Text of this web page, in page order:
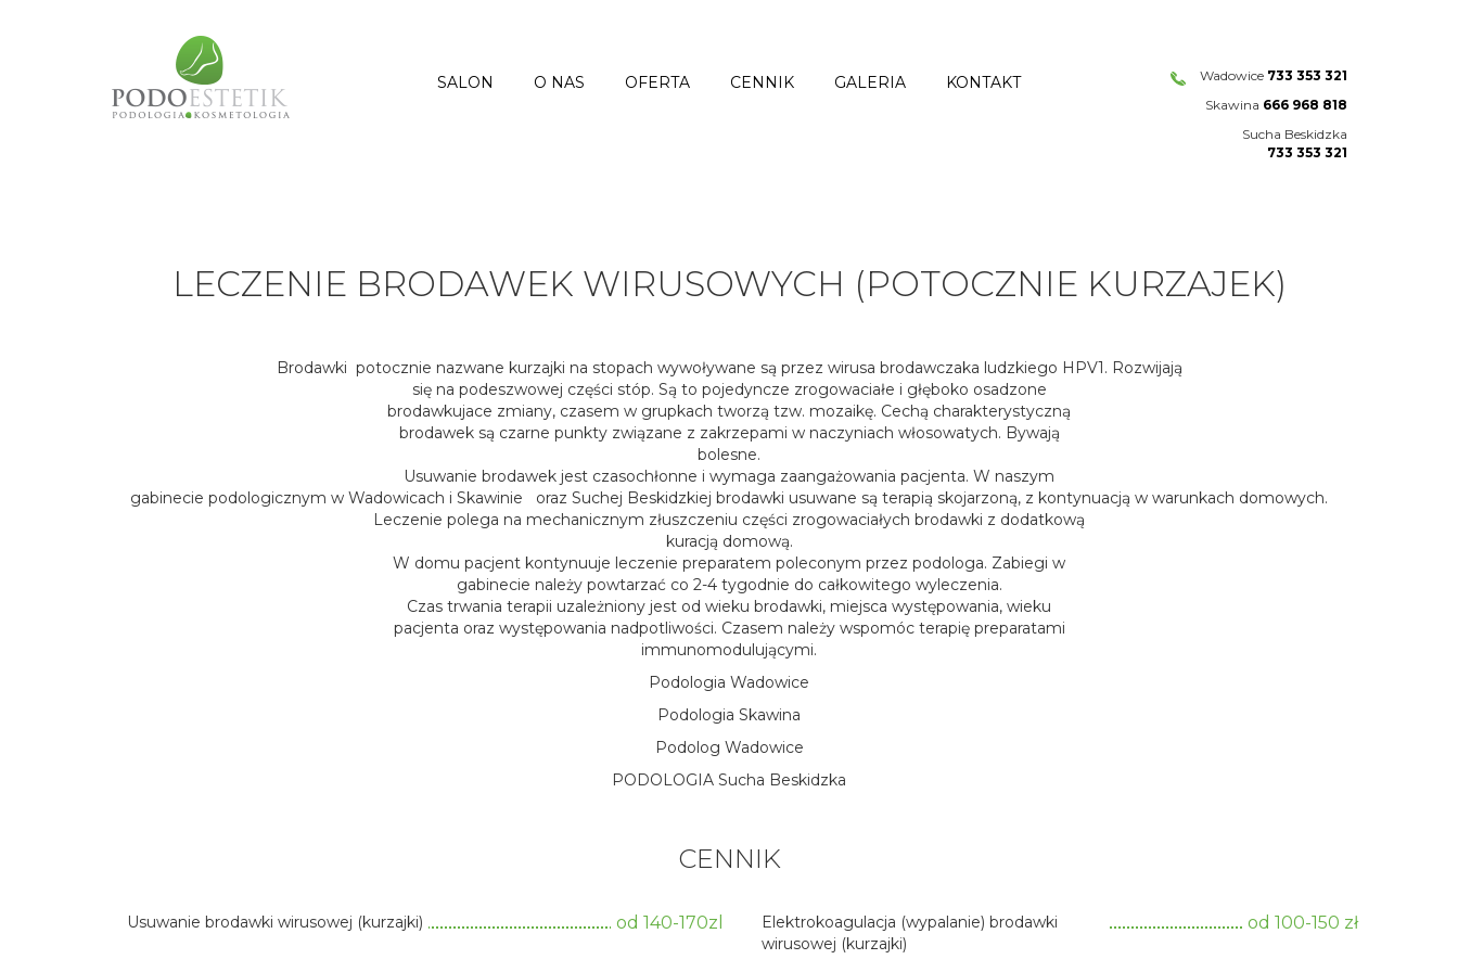
SALON O NAS OFERTA CENNIK GALERIA KONTAKT Wadowice 733 353 321
Skawina 666 968 818
Sucha Beskidzka
733 353 321
LECZENIE BRODAWEK WIRUSOWYCH (POTOCZNIE KURZAJEK)
Brodawki potocznie nazwane kurzajki na stopach wywoływane są przez wirusa brodawczaka ludzkiego HPV1. Rozwijają
się na podeszwowej części stóp. Są to pojedyncze zrogowaciałe i głęboko osadzone
brodawkujace zmiany, czasem w grupkach tworzą tzw. mozaikę. Cechą charakterystyczną
brodawek są czarne punkty związane z zakrzepami w naczyniach włosowatych. Bywają
bolesne.
Usuwanie brodawek jest czasochłonne i wymaga zaangażowania pacjenta. W naszym
gabinecie podologicznym w Wadowicach i Skawinie oraz Suchej Beskidzkiej brodawki usuwane są terapią skojarzoną, z kontynuacją w warunkach domowych.
Leczenie polega na mechanicznym złuszczeniu części zrogowaciałych brodawki z dodatkową
kuracją domową.
W domu pacjent kontynuuje leczenie preparatem poleconym przez podologa. Zabiegi w
gabinecie należy powtarzać co 2-4 tygodnie do całkowitego wyleczenia.
Czas trwania terapii uzależniony jest od wieku brodawki, miejsca występowania, wieku
pacjenta oraz występowania nadpotliwości. Czasem należy wspomóc terapię preparatami
immunomodulującymi.
Podologia Wadowice
Podologia Skawina
Podolog Wadowice
PODOLOGIA Sucha Beskidzka
CENNIK
Usuwanie brodawki wirusowej (kurzajki) od 140-170zl
Elektrokoagulacja (wypalanie) brodawki
wirusowej (kurzajki)
od 100-150 zł